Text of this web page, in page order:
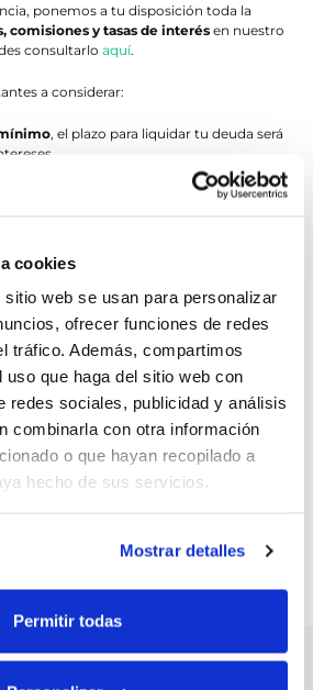
cookies
web se usan para personalizar
ofrecer funciones de redes
tráfico. Además, compartimos
uso que haga del sitio web con
redes sociales, publicidad y análisis
combinarla con otra información
o que hayan recopilado a
hecho de sus servicios.
Mostrar detalles
Permitir todas
ponemos a tu disposición toda la
comisiones y tasas de interés en nuestro
consultarlo aquí.
a considerar:
, el plazo para liquidar tu deuda será
pago de tus deudas no supereel 35% de tus
por mora pueden ser elevados.
una queja o solicitar más
presentar una queja, puedes
de atención a clientes al
de 9:00 a 19:00 horasy lossábados de
envía un correo a ayuda@juztcard.mx
te asistirá en todo lo que necesites para